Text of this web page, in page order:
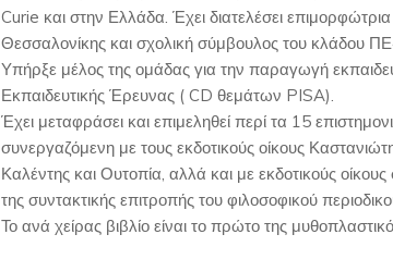
Curie και στην Ελλάδα. Έχει διατελέσει
Θεσσαλονίκης και σχολική σύμβουλος του κλάδου
Υπήρξε μέλος της ομάδας για την παραγωγή
Εκπαιδευτικής Έρευνας ( CD θεμάτων PISA).
Έχει μεταφράσει και επιμεληθεί περί τα 15
συνεργαζόμενη με τους εκδοτικούς οίκους
Καλέντης και Ουτοπία, αλλά και με εκδοτικούς οίκους
της συντακτικής επιτροπής του φιλοσοφικού
Το ανά χείρας βιβλίο είναι το πρώτο της